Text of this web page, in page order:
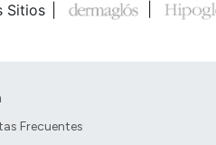
Sitios
Frecuentes